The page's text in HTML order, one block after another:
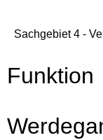
Sachgebiet 4 -
Funktion